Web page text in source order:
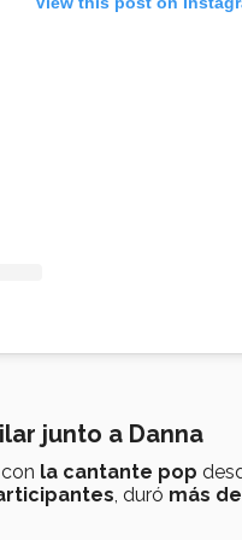
junto a Danna
la cantante pop
, duró más